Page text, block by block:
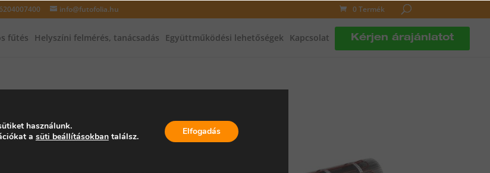
info@futofolia.hu 0 Termék
fűtés Helyszíni felmérés, tanácsadás Együttműködési lehetőségek Kapcsolat Kérjen árajánlatot
w/m2
használunk.
a süti beállításokbantalálsz. Elfogadás